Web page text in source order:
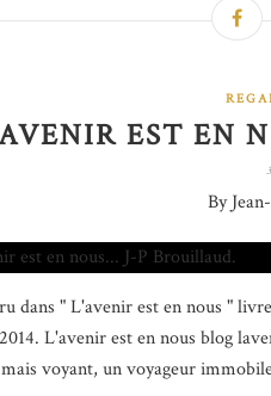
EST EN
By
dans " L'avenir est en nous "
L'avenir est en nous blog
voyant, un voyageur